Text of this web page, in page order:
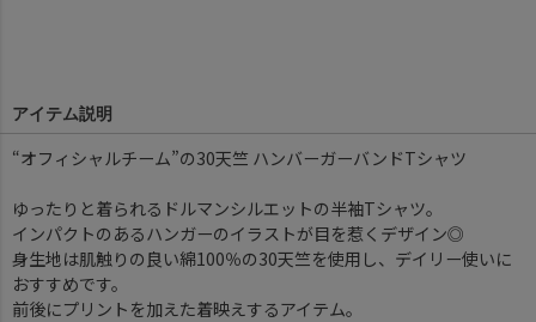
アイテム説明
“オフィシャルチーム”の30天竺 ハンバーガーバンドTシャツ
ゆったりと着られるドルマンシルエットの半袖Tシャツ。
インパクトのあるハンガーのイラストが目を惹くデザイン◎
身生地は肌触りの良い綿100％の30天竺を使用し、デイリー使いに
おすすめです。
前後にプリントを加えた着映えするアイテム。